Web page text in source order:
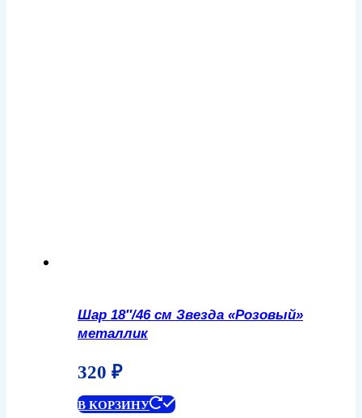
Шар 18″/46 см Звезда «Розовый»
металлик
320 ₽
В КОРЗИНУ